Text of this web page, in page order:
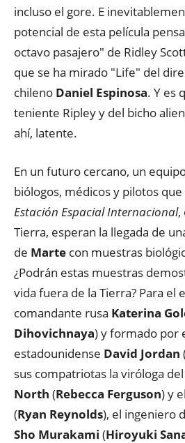
incluso el gore. E
potencial de esta película
octavo pasajero" de Ridley
que se ha mirado "Life" del
chileno Daniel Espinosa. Y es
teniente Ripley y del bicho
ahí, latente.
En un futuro cercano, un
biólogos, médicos y pilotos que
Estación Espacial Internacional,
Tierra, esperan la llegada de
de Marte con muestras
¿Podrán estas muestras
vida fuera de la Tierra? Para el
comandante rusa Katerina
Dihovichnaya) y formado por
estadounidense David Jordan
sus compatriotas la viróloga del
North (Rebecca Ferguson) y
(Ryan Reynolds), el ingeniero
Sho Murakami (Hiroyuki